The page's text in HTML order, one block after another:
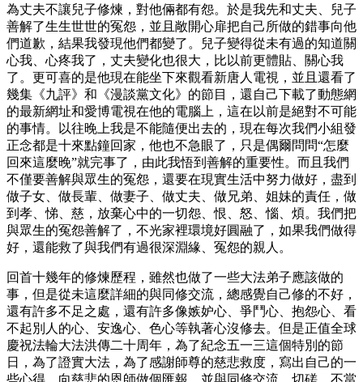
為丈夫不讓兒子修煉，對他倆都有怨。於是我先和丈夫、兒子
善解了生生世世的冤怨，並且敞開心扉把自己所做的錯事向他
們道歉，結果我發現他們都變了。兒子變得從未有過的知道關
心我、心疼我了，丈夫變化也很大，比以前更體貼、關心我
了。更可喜的是他現在能坐下來觀看新唐人電視，並且還看了
幾集《九評》和《漫談黨文化》的節目，還自己下載了動態網
的最新網址和愛博電視在他的電腦上，這在以前是絕對不可能
的事情。以往晚上我是不能隨便出去的，現在每次我們小組發
正念都是十來點鐘回家，他也不急眼了，只是偶爾問問“怎麼
回來這麼晚”就完事了，由此我悟到善解的重要性。而且我們
不僅要善解與眾生的冤怨，還要在現實生活中努力做好，盡到
做子女、做長輩、做妻子、做丈夫、做兄弟、姐妹的責任，做
到孝、悌、慈，放棄心中的一切怨、恨、怒、惱、煩。我們把
與眾生的冤怨善解了，不光家裡環境好圓融了，如果我們做得
好，還能救了與我們有過很深淵緣、冤怨的親人。
回首十幾年的修煉歷程，雖然也做了一些大法弟子應該做的
事，但是從未這麼詳細的與同修交流，總感覺自己修的不好，
還有許多不足之處，還有許多像嫉妒心、爭鬥心、抱怨心、看
不起別人的心、安逸心、色心等執著心沒修去。但是正值全球
慶祝法輪大法洪傳二十周年，為了紀念五一三這個特別的節
日，為了證實大法，為了感謝師尊的慈悲救度，寫出自己的一
些心得，向慈悲的恩師做個匯報，並與同修交流、切磋。不當